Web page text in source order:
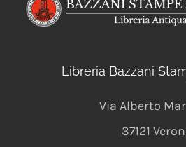
Libreria Bazzani
Via Alberto
37121